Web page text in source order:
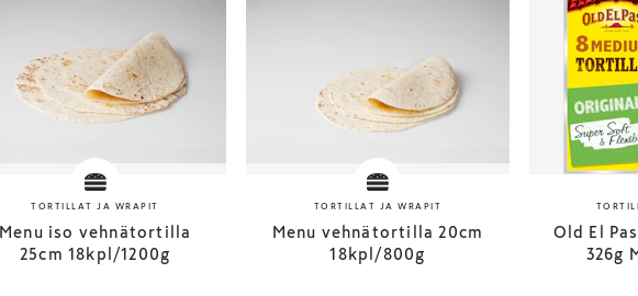
TORTILLAT JA WRAPIT
Menu iso vehnätortilla
25cm 18kpl/1200g
TORTILLAT JA WRAPIT
Menu vehnätortilla 20cm
18kpl/800g
Old El
326g